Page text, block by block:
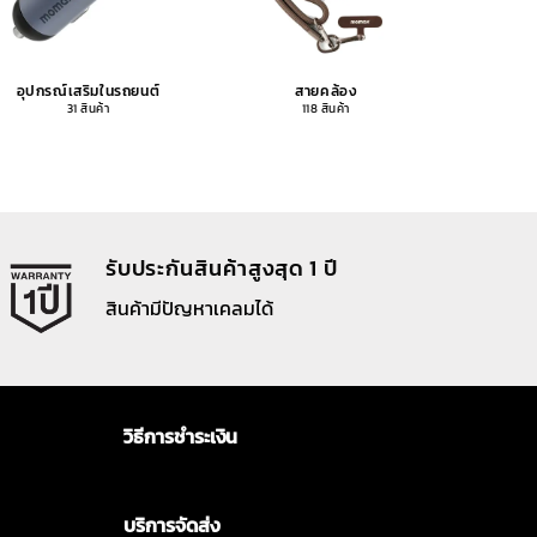
อุปกรณ์เสริมในรถยนต์
31 สินค้า
สายคล้อง
118 สินค้า
รับประกันสินค้าสูงสุด 1 ปี
สินค้ามีปัญหาเคลมได้
วิธีการชำระเงิน
บริการจัดส่ง